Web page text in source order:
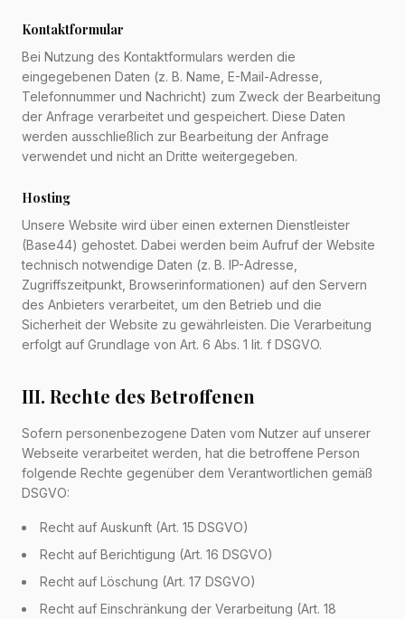
Kontaktformular
Bei Nutzung des Kontaktformulars werden die
eingegebenen Daten (z. B. Name, E-Mail-Adresse,
Telefonnummer und Nachricht) zum Zweck der Bearbeitung
der Anfrage verarbeitet und gespeichert. Diese Daten
werden ausschließlich zur Bearbeitung der Anfrage
verwendet und nicht an Dritte weitergegeben.
Hosting
Unsere Website wird über einen externen Dienstleister
(Base44) gehostet. Dabei werden beim Aufruf der Website
technisch notwendige Daten (z. B. IP-Adresse,
Zugriffszeitpunkt, Browserinformationen) auf den Servern
des Anbieters verarbeitet, um den Betrieb und die
Sicherheit der Website zu gewährleisten. Die Verarbeitung
erfolgt auf Grundlage von Art. 6 Abs. 1 lit. f DSGVO.
III. Rechte des Betroffenen
Sofern personenbezogene Daten vom Nutzer auf unserer
Webseite verarbeitet werden, hat die betroffene Person
folgende Rechte gegenüber dem Verantwortlichen gemäß
DSGVO:
Recht auf Auskunft (Art. 15 DSGVO)
Recht auf Berichtigung (Art. 16 DSGVO)
Recht auf Löschung (Art. 17 DSGVO)
Recht auf Einschränkung der Verarbeitung (Art. 18